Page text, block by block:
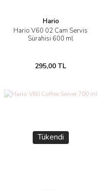
Hario
Hario V60 02 Cam Servis
Sürahisi 600 ml
295,00 TL
Tükendi